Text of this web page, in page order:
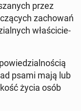
przez
za­cho­wań
wła­ści­cie­
psami mają lub
życia osób